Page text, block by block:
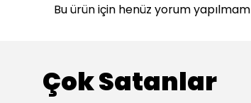
Bu ürün için henüz yorum
Çok Satanlar